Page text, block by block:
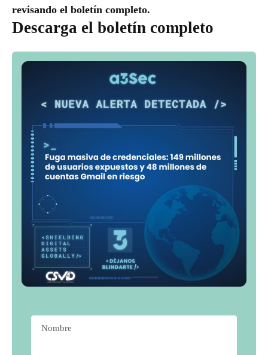
revisando el boletín completo.
Descarga el boletín completo
Nombre